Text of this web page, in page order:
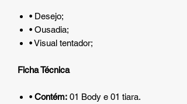
• Desejo;
• Ousadia;
• Visual tentador;
Ficha Técnica
• Contém: 01 Body e 01 tiara.